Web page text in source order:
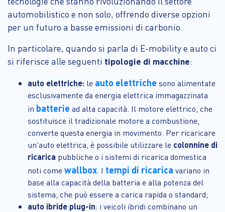
automobilistico e non solo, offrendo diverse opzioni
per un futuro a basse emissioni di carbonio.
In particolare, quando si parla di E-mobility e auto ci
si riferisce alle seguenti tipologie di macchine:
auto elettriche: le auto elettriche sono alimentate
esclusivamente da energia elettrica immagazzinata
in batterie ad alta capacità. Il motore elettrico, che
sostituisce il tradizionale motore a combustione,
converte questa energia in movimento. Per ricaricare
un'auto elettrica, è possibile utilizzare le colonnine di
ricarica pubbliche o i sistemi di ricarica domestica
noti comewallbox . I tempi di ricarica variano in
base alla capacità della batteria e alla potenza del
sistema, che può essere a carica rapida o standard;
auto ibride plug-in: i veicoli ibridi combinano un